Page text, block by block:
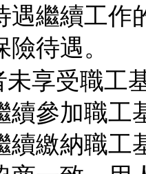
遇繼續工作
待遇。
未享受職工
續參加職工
續繳納職工